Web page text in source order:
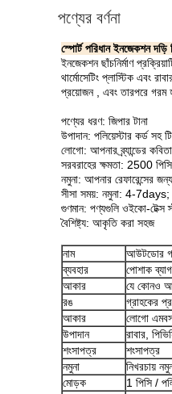
পণ্যের বর্ণনা
স্পোর্ট পরিধান ইনজেকশন দড়ি
ইনজেকশন ছাঁচনির্মাণ
থার্মোসেটিং প্লাস্টিক এবং
প্রয়োজন , এবং তারপরে গরম
পণ্যের ধরণ: জিপার টানা
উপাদান: পলিয়েস্টার কর্ড সহ
লোগো: আপনার ব্র্যান্ডের
সরবরাহের ক্ষমতা: 2500
নমুনা: আপনার রেফারেন্সের
সীসা সময়: নমুনা: 4-
গুণমান: পণ্যগুলি ওইকো-টেক্স
বৈশিষ্ট্য: আকৃতি করা সহজ
নাম
আউটডোর
ব্যবহার
পোশাক ব্যাগ
আকার
যে কোনও
রঙ
গ্রাহকের
আকার
লোগো
উপাদান
রাবার,
শংসাপত্র
শংসাপত্র
নমুনা
নিখরচায়
মোড়ক
1 পিসি /